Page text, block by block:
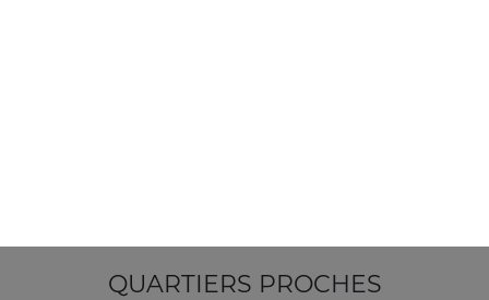
QUARTIERS PROCHES